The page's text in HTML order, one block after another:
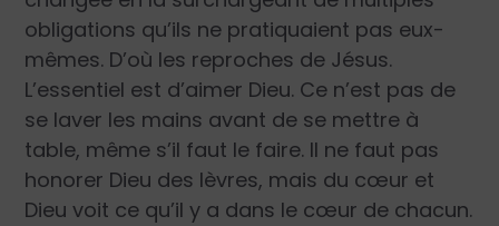
obligations qu’ils ne pratiquaient pas eux-
mêmes. D’où les reproches de Jésus.
L’essentiel est d’aimer Dieu. Ce n’est pas de
se laver les mains avant de se mettre à
table, même s’il faut le faire. Il ne faut pas
honorer Dieu des lèvres, mais du cœur et
Dieu voit ce qu’il y a dans le cœur de chacun.